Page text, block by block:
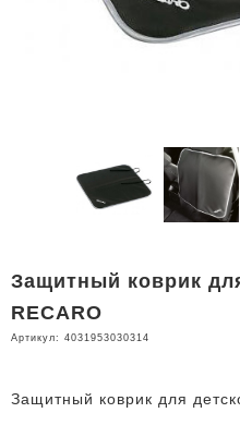
Защитный коврик
RECARO
Артикул: 4031953030314
Защитный коврик для